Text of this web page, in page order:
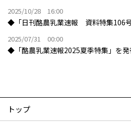
2025/10/28 16:00
◆「日刊酪農乳業速報 資料特集106
2025/07/31 00:00
◆「酪農乳業速報2025夏季特集」を発
トップ